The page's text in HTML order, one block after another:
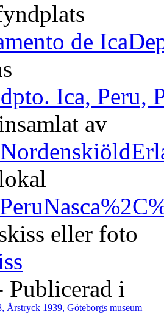
de Ica
Ica, Peru,
av
eller foto
Publicerad i
Årstryck 1939, Göteborgs museum